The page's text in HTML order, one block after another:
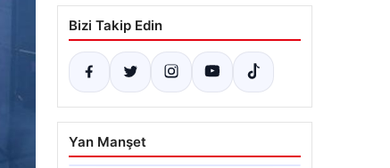
Bizi Takip Edin
Yan Manşet